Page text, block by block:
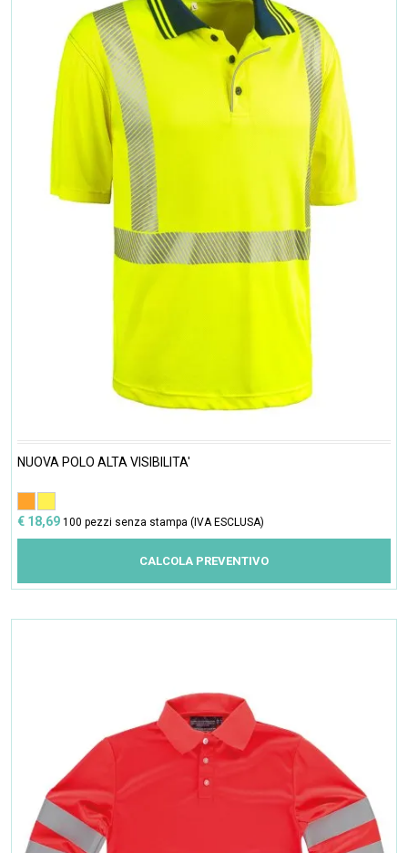
NUOVA POLO ALTA VISIBILITA'
€ 18,69 100 pezzi senza stampa (IVA ESCLUSA)
CALCOLA PREVENTIVO